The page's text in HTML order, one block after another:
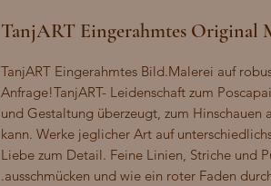
TanjART Eingerahmtes Original
TanjART Eingerahmtes Bild.Malerei auf
Anfrage!TanjART- Leidenschaft zum
und Gestaltung überzeugt, zum Hinschauen
kann. Werke jeglicher Art auf
Liebe zum Detail. Feine Linien, Striche und
ausschmücken und wie ein roter Faden